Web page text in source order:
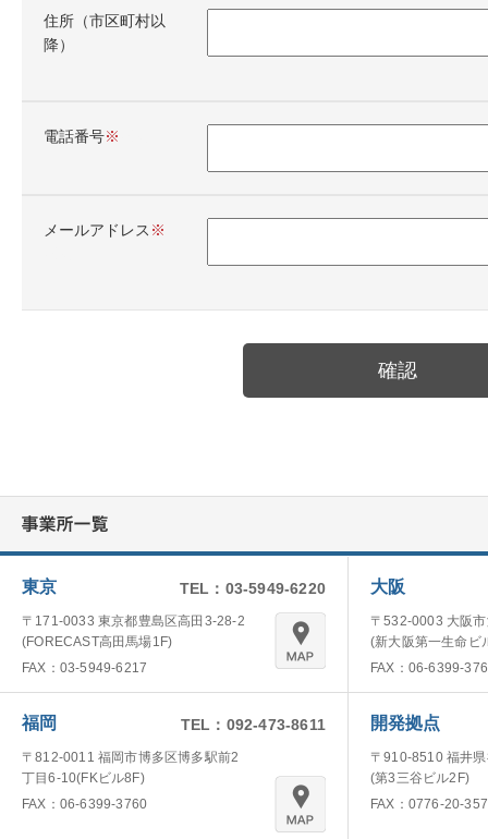
住所（市区町村以
降）
電話番号
メールアドレス
東京 TEL：03-5949-6220
〒171-0033 東京都豊島区高田3-28-2
(FORECAST高田馬場1F)
FAX：03-5949-6217
大阪
〒532-0003 大阪
(新大阪第一生命ビ
FAX：06-6399-
福岡 TEL：092-473-8611
〒812-0011 福岡市博多区博多駅前2
丁目6-10(FKビル8F)
FAX：06-6399-3760
開発拠点
〒910-8510 福井
(第3三谷ビル2F)
FAX：0776-20-